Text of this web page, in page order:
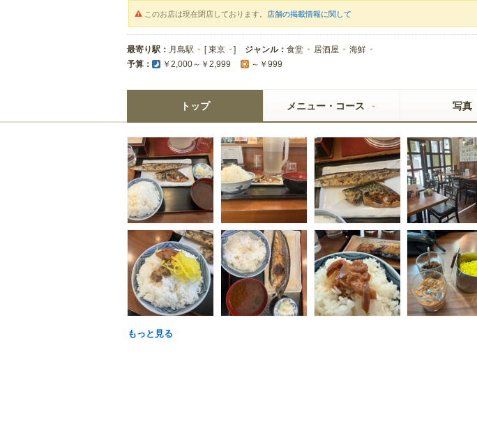
このお店は現在閉店しております。 店舗の掲載情報に関して
最寄り駅： 月島駅 [東京 ] ジャンル： 食堂 居酒屋 海鮮
予算： ￥2,000～￥2,999 ～￥999
トップ メニュー・コース 写真
もっと見る